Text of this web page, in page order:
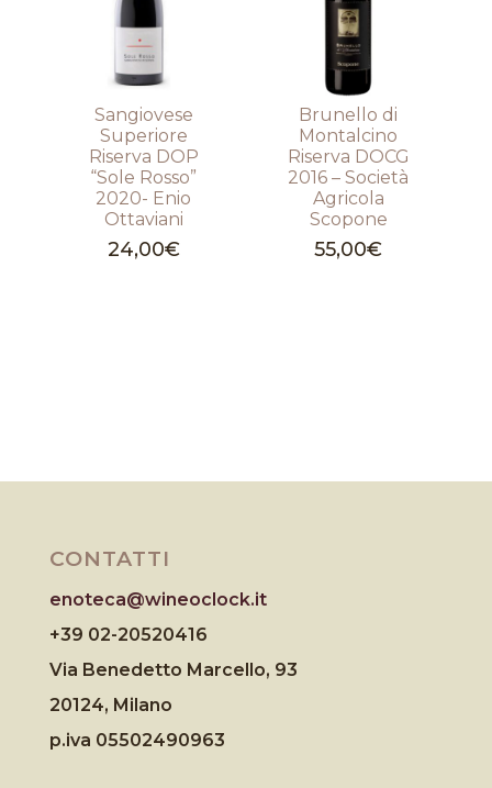
Sangiovese
Superiore
Riserva DOP
“Sole Rosso”
2020- Enio
Ottaviani
24,00€
Brunello di
Montalcino
Riserva DOCG
2016 – Società
Agricola
Scopone
55,00€
CONTATTI
enoteca@wineoclock.it
+39 02-20520416
Via Benedetto Marcello, 93
20124, Milano
p.iva 05502490963